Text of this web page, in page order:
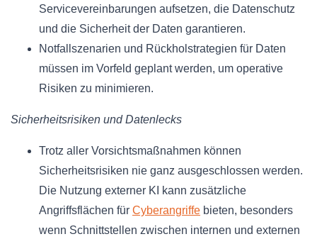
Servicevereinbarungen aufsetzen, die Datenschutz
und die Sicherheit der Daten garantieren.
Notfallszenarien und Rückholstrategien für Daten
müssen im Vorfeld geplant werden, um operative
Risiken zu minimieren.
Sicherheitsrisiken und Datenlecks
Trotz aller Vorsichtsmaßnahmen können
Sicherheitsrisiken nie ganz ausgeschlossen werden.
Die Nutzung externer KI kann zusätzliche
Angriffsflächen für Cyberangriffe bieten, besonders
wenn Schnittstellen zwischen internen und externen